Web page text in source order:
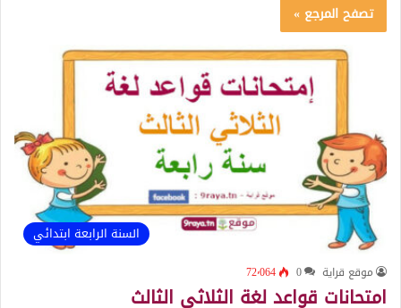
تصفح المرجع »
السنة الرابعة ابتدائي
موقع قراية 0 72٬064
امتحانات قواعد لغة الثلاثي الثالث